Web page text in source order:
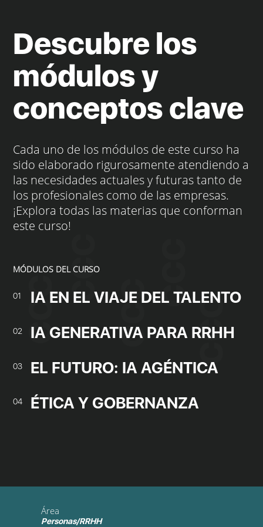
Descubre los
módulos y
conceptos clave
Cada uno de los módulos de este curso ha
sido elaborado rigurosamente atendiendo a
las necesidades actuales y futuras tanto de
los profesionales como de las empresas.
¡Explora todas las materias que conforman
este curso!
MÓDULOS DEL CURSO
01 IA EN EL VIAJE DEL TALENTO
02 IA GENERATIVA PARA RRHH
03 EL FUTURO: IA AGÉNTICA
04 ÉTICA Y GOBERNANZA
Área
Personas/RRHH